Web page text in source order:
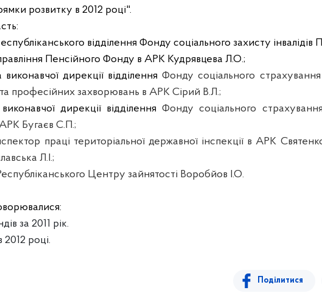
розвитку в 2012 році".
відділення Фонду соціального захисту інвалідів
Пенсійного Фонду в АРК Кудрявцева Л.О.;
дирекції відділенняФонду соціального
професійних захворювань в АРК Сірий В.Л.;
дирекції відділенняФонду соціального
Бугаєв С.П.;
праці територіальної державної інспекції в АРК
Л.І.;
Центру зайнятості Воробйов І.О.
за 2011 рік.
році.
Поділитися